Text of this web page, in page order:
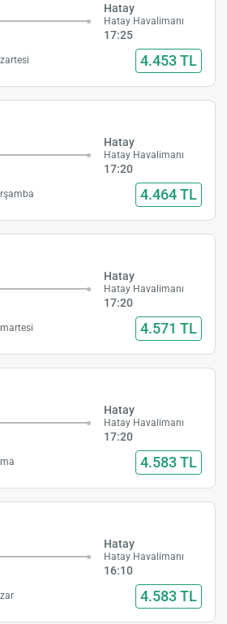
Hatay
Hatay Havalimanı
17:25
4.453 TL
Hatay
Hatay Havalimanı
17:20
4.464 TL
Hatay
Hatay Havalimanı
17:20
4.571 TL
Hatay
Hatay Havalimanı
17:20
4.583 TL
Hatay
Hatay Havalimanı
16:10
4.583 TL